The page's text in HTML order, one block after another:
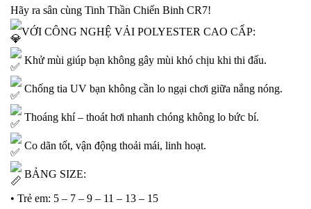
Hãy ra sân cùng Tinh Thần Chiến Binh CR7!
VỚI CÔNG NGHỆ VẢI POLYESTER CAO CẤP:
Khử mùi giúp bạn không gây mùi khó chịu khi thi đấu.
Chống tia UV bạn không cần lo ngại chơi giữa nắng nóng.
Thoáng khí – thoát hơi nhanh chóng không lo bức bí.
Co dãn tốt, vận động thoải mái, linh hoạt.
BẢNG SIZE:
• Trẻ em: 5 – 7 – 9 – 11 – 13 – 15